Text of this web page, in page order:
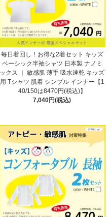
毎日着回し！お得な2着セット キッズ
ベーシック半袖シャツ 日本製 ナノミ
ックス ｜ 敏感肌 薄手 吸水速乾 キッズ
用 Tシャツ 肌着 シンプル インナー【1
40/150は8470円(税込)】
7,040円(税込)